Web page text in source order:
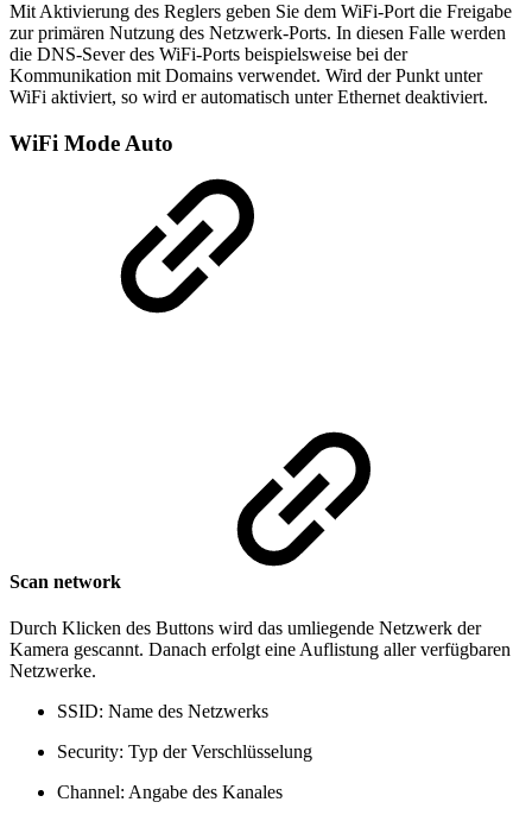
Mit Aktivierung des Reglers geben Sie dem WiFi-Port die Freigabe
zur primären Nutzung des Netzwerk-Ports. In diesen Falle werden
die DNS-Sever des WiFi-Ports beispielsweise bei der
Kommunikation mit Domains verwendet. Wird der Punkt unter
WiFi aktiviert, so wird er automatisch unter Ethernet deaktiviert.
WiFi Mode Auto
Scan network
Durch Klicken des Buttons wird das umliegende Netzwerk der
Kamera gescannt. Danach erfolgt eine Auflistung aller verfügbaren
Netzwerke.
SSID: Name des Netzwerks
Security: Typ der Verschlüsselung
Channel: Angabe des Kanales